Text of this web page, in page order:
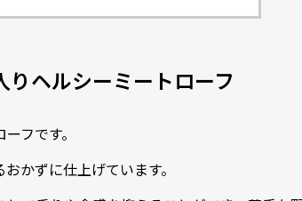
ヘルシーミートローフ
フです。
かずに仕上げています。